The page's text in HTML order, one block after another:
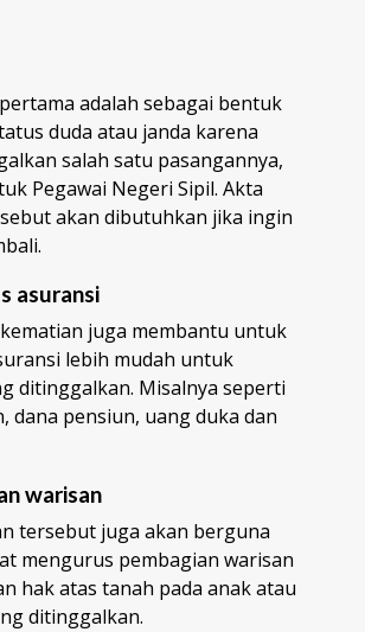
adalah sebagai bentuk
duda atau janda karena
salah satu pasangannya,
Pegawai Negeri Sipil. Akta
akan dibutuhkan jika ingin
asuransi
juga membantu untuk
lebih mudah untuk
ditinggalkan. Misalnya seperti
dana pensiun, uang duka dan
warisan
tersebut juga akan berguna
mengurus pembagian warisan
hak atas tanah pada anak atau
ditinggalkan.